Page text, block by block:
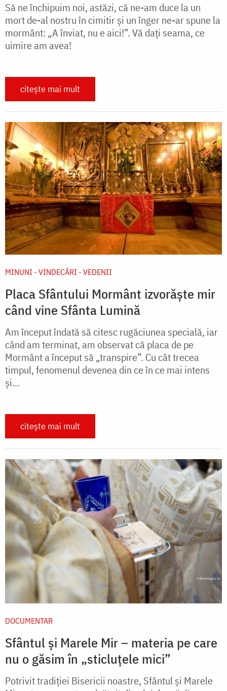
Să ne închipuim noi, astăzi, că ne-am duce la un
mort de-al nostru în cimitir și un înger ne-ar spune la
mormânt: „A înviat, nu e aici!”. Vă dați seama, ce
uimire am avea!
citește mai mult
MINUNI - VINDECĂRI - VEDENII
Placa Sfântului Mormânt izvorăște mir
când vine Sfânta Lumină
Am început îndată să citesc rugăciunea specială, iar
când am terminat, am observat că placa de pe
Mormânt a început să „transpire”. Cu cât trecea
timpul, fenomenul devenea din ce în ce mai intens
şi...
citește mai mult
DOCUMENTAR
Sfântul și Marele Mir – materia pe care
nu o găsim în „sticluțele mici”
Potrivit tradiției Bisericii noastre, Sfântul și Marele